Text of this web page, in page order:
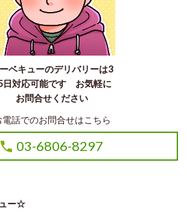
ベキューのデリバリーは3
日対応可能です お気軽に
お問合せください
電話でのお問合せはこちら
03-6806-8297
ー☆